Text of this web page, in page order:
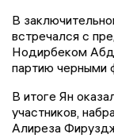
В
встречался с
Нодирбеком
партию черными
В итоге Ян
участников,
Алиреза